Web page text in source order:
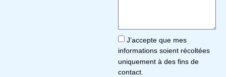
J’accepte que mes
informations soient récoltées
uniquement à des fins de
contact.